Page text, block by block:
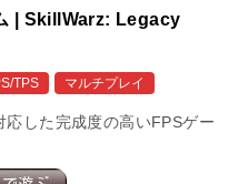
| SkillWarz: Legacy
TPS マルチプレイ
した完成度の高いFPSゲー